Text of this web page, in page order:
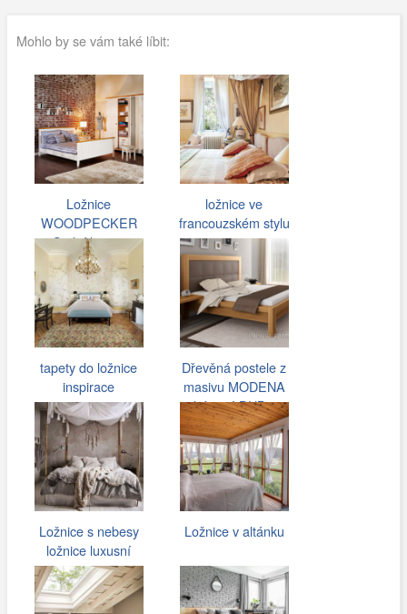
Mohlo by se vám také líbit:
Ložnice
WOODPECKER
Stolní lampa
ložnice ve
francouzském stylu
tapety do ložnice
inspirace
Dřevěná postele z
masivu MODENA
drásaný DUB…
Ložnice s nebesy
ložnice luxusní
Ložnice v altánku